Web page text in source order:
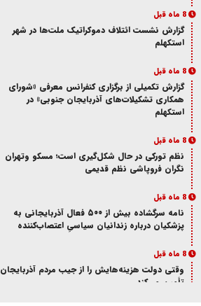
8 ماه قبل
گزارش نشست ائتلاف دموکراتیک ملت‌ها در شهر
استکهلم
8 ماه قبل
گزارش تکمیلی از برگزاری کنفرانس معرفی «شورای
همکاری تشکیلات‌های آذربایجان جنوبی» در
استکهلم
8 ماه قبل
نظم تورکی در حال شکل‌گیری است؛ مسکو وتهران
نگران فروپاشی نظم قدیمی
8 ماه قبل
نامه سرگشاده بیش از ۵۰۰ فعال آذربایجانی به
پزشکیان درباره زندانیان سیاسیِ اعتصاب‌کننده
8 ماه قبل
وقتی دولت هزینه‌هایش را از جیب مردم آذربایجان
تأمین می‌کند